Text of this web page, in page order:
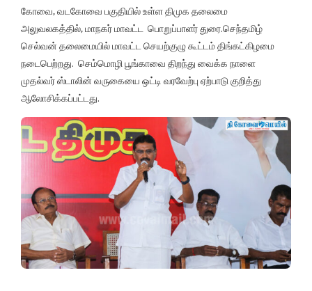
கோவை, வடகோவை பகுதியில் உள்ள திமுக தலைமை
அலுவலகத்தில், மாநகர் மாவட்ட பொறுப்பாளர் துரை.செந்தமிழ்
செல்வன் தலைமையில் மாவட்ட செயற்குழு கூட்டம் திங்கட்கிழமை
நடைபெற்றது. செம்மொழி பூங்காவை திறந்து வைக்க நாளை
முதல்வர் ஸ்டாலின் வருகையை ஒட்டி வரவேற்பு ஏற்பாடு குறித்து
ஆலோசிக்கப்பட்டது.